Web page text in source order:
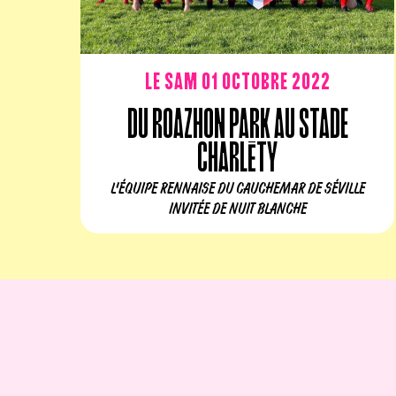
Le sam 01 octobre 2022
Du Roazhon Park au stade
Charléty
L’ÉQUIPE RENNAISE DU CAUCHEMAR DE SÉVILLE
INVITÉE DE NUIT BLANCHE